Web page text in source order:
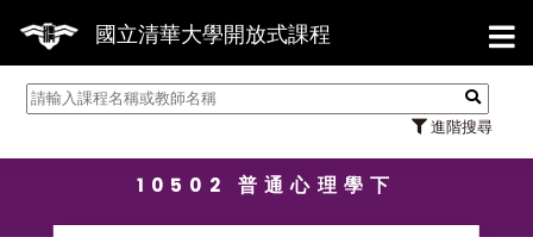
國立清華大學開放式課程
進階搜尋
【
10502 普通心理學下